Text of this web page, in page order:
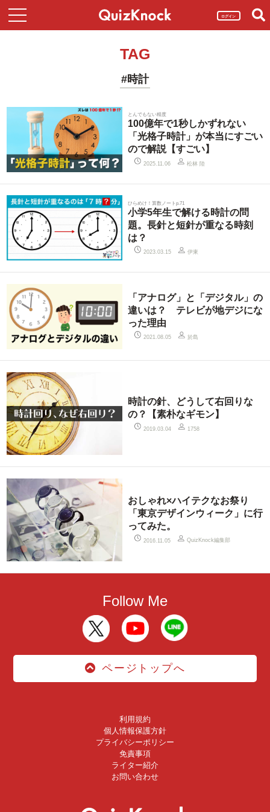
ログイン
TAG
#時計
とんでもない精度
100億年で1秒しかずれない
「光格子時計」が本当にすごい
ので解説【すごい】
2025.11.06 松林 陸
ひらめけ！算数ノートp.71
小学5年生で解ける時計の問
題。長針と短針が重なる時刻
は？
2023.03.15 伊東
「アナログ」と「デジタル」の
違いは？ テレビが地デジにな
った理由
2021.08.05 於島
時計の針、どうして右回りな
の？【素朴なギモン】
2019.03.04 1758
おしゃれ×ハイテクなお祭り
「東京デザインウィーク」に行
ってみた。
2016.11.05 QuizKnock編集部
Follow Me
ページトップへ
利用規約
個人情報保護方針
プライバシーポリシー
免責事項
ライター紹介
お問い合わせ